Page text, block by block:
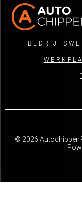
© 2026 Autochippen